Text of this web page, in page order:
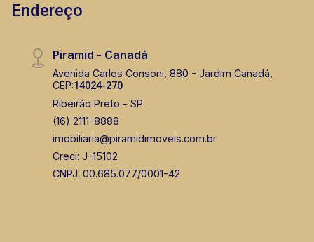
Endereço
Piramid - Canadá
Avenida Carlos Consoni, 880 - Jardim Canadá,
CEP:14024-270
Ribeirão Preto - SP
(16) 2111-8888
imobiliaria@piramidimoveis.com.br
Creci: J-15102
CNPJ: 00.685.077/0001-42